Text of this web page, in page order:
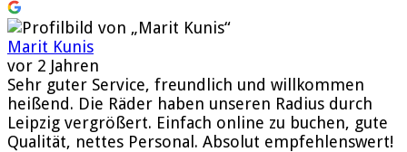
Marit Kunis
vor 2 Jahren
Sehr guter Service, freundlich und willkommen
heißend. Die Räder haben unseren Radius durch
Leipzig vergrößert. Einfach online zu buchen, gute
Qualität, nettes Personal. Absolut empfehlenswert!